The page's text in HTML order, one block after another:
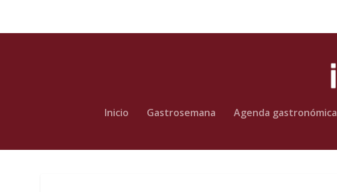
Inicio Gastrosemana Agenda gastronómica